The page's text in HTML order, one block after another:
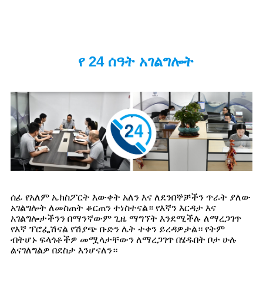
የ 24 ሰዓት አገልግሎት
ሰፊ የአለም ኤክስፖርት እውቀት አለን እና ለደንበኞቻችን ጥራት ያለው
አገልግሎት ለመስጠት ቆርጠን ተነስተናል። የእኛን እርዳታ እና
አገልግሎታችንን በማንኛውም ጊዜ ማግኘት እንደሚችሉ ለማረጋገጥ
የእኛ ፕሮፌሽናል የሽያጭ ቡድን ሌት ተቀን ይረዳዎታል። የትም
ብትሆኑ ፍላጎቶችዎ መሟላታቸውን ለማረጋገጥ በሄዱበት ቦታ ሁሉ
ልናገለግልዎ በደስታ እንሆናለን።